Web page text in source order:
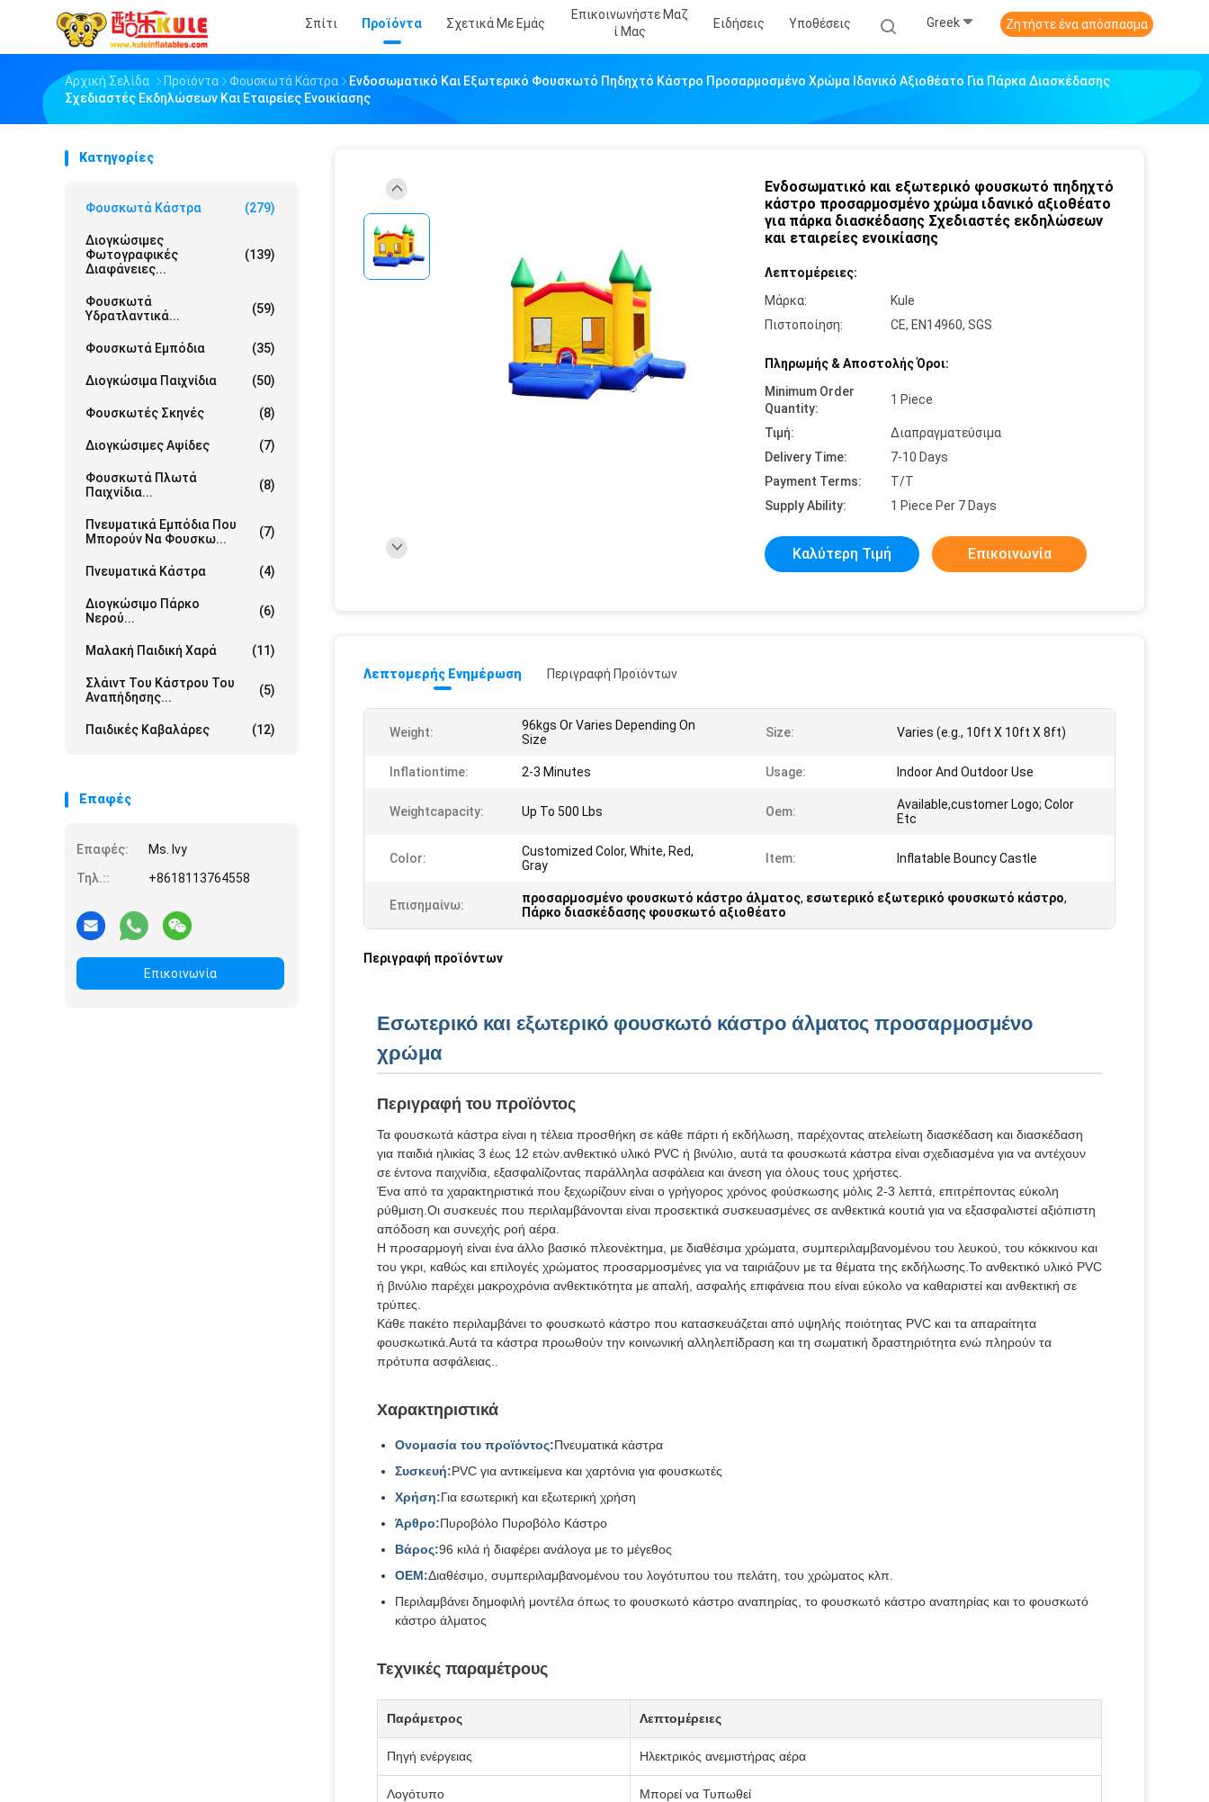
Σπίτι Προϊόντα Σχετικά Με Εμάς
Επικοινωνήστε Μαζ
Ί Μας
Ειδήσεις Υποθέσεις Greek Ζητήστε ένα απόσπασμα
Αρχική Σελίδα Προϊόντα Φουσκωτά Κάστρα
Ενδοσωματικό Και Εξωτερικό Φουσκωτό Πηδηχτό Κάστρο Προσαρμοσμένο Χρώμα Ιδανικό Αξιοθέατο Για Πάρκα Διασκέδασης
Σχεδιαστές Εκδηλώσεων Και Εταιρείες Ενοικίασης
Κατηγορίες
Φουσκωτά Κάστρα (279)
Διογκώσιμες
Φωτογραφικές
Διαφάνειες...
(139)
Φουσκωτά
Υδρατλαντικά...
(59)
Φουσκωτά Εμπόδια (35)
Διογκώσιμα Παιχνίδια (50)
Φουσκωτές Σκηνές (8)
Διογκώσιμες Αψίδες (7)
Φουσκωτά Πλωτά
Παιχνίδια...
(8)
Πνευματικά Εμπόδια Που
Μπορούν Να Φουσκω...
(7)
Πνευματικά Κάστρα (4)
Διογκώσιμο Πάρκο
Νερού...
(6)
Μαλακή Παιδική Χαρά (11)
Σλάιντ Του Κάστρου Του
Αναπήδησης...
(5)
Παιδικές Καβαλάρες (12)
Επαφές
Επαφές:
Ms. Ivy
Τηλ.::
+8618113764558
Επικοινωνία
Ενδοσωματικό και εξωτερικό φουσκωτό πηδηχτό
κάστρο προσαρμοσμένο χρώμα ιδανικό αξιοθέατο
για πάρκα διασκέδασης Σχεδιαστές εκδηλώσεων
και εταιρείες ενοικίασης
Λεπτομέρειες:
Μάρκα:
Kule
Πιστοποίηση:
CE, EN14960, SGS
Πληρωμής & Αποστολής Όροι:
Minimum Order
Quantity:
1 Piece
Τιμή:
Διαπραγματεύσιμα
Delivery Time:
7-10 Days
Payment Terms:
T/T
Supply Ability:
1 Piece Per 7 Days
Καλύτερη Τιμή Επικοινωνία
Λεπτομερής Ενημέρωση Περιγραφή Προϊόντων
Weight:
96kgs Or Varies Depending On
Size
Size: Varies (e.g., 10ft X 10ft X 8ft)
Inflationtime: 2-3 Minutes Usage: Indoor And Outdoor Use
Weightcapacity: Up To 500 Lbs Oem:
Available,customer Logo; Color
Etc
Color:
Customized Color, White, Red,
Gray
Item: Inflatable Bouncy Castle
Επισημαίνω: προσαρμοσμένο φουσκωτό κάστρο άλματος, εσωτερικό εξωτερικό φουσκωτό κάστρο,
Πάρκο διασκέδασης φουσκωτό αξιοθέατο
Περιγραφή προϊόντων
Εσωτερικό και εξωτερικό φουσκωτό κάστρο άλματος προσαρμοσμένο
χρώμα
Περιγραφή του προϊόντος
Τα φουσκωτά κάστρα είναι η τέλεια προσθήκη σε κάθε πάρτι ή εκδήλωση, παρέχοντας ατελείωτη διασκέδαση και διασκέδαση
για παιδιά ηλικίας 3 έως 12 ετών.ανθεκτικό υλικό PVC ή βινύλιο, αυτά τα φουσκωτά κάστρα είναι σχεδιασμένα για να αντέχουν
σε έντονα παιχνίδια, εξασφαλίζοντας παράλληλα ασφάλεια και άνεση για όλους τους χρήστες.
Ένα από τα χαρακτηριστικά που ξεχωρίζουν είναι ο γρήγορος χρόνος φούσκωσης μόλις 2-3 λεπτά, επιτρέποντας εύκολη
ρύθμιση.Οι συσκευές που περιλαμβάνονται είναι προσεκτικά συσκευασμένες σε ανθεκτικά κουτιά για να εξασφαλιστεί αξιόπιστη
απόδοση και συνεχής ροή αέρα.
Η προσαρμογή είναι ένα άλλο βασικό πλεονέκτημα, με διαθέσιμα χρώματα, συμπεριλαμβανομένου του λευκού, του κόκκινου και
του γκρι, καθώς και επιλογές χρώματος προσαρμοσμένες για να ταιριάζουν με τα θέματα της εκδήλωσης.Το ανθεκτικό υλικό PVC
ή βινύλιο παρέχει μακροχρόνια ανθεκτικότητα με απαλή, ασφαλής επιφάνεια που είναι εύκολο να καθαριστεί και ανθεκτική σε
τρύπες.
Κάθε πακέτο περιλαμβάνει το φουσκωτό κάστρο που κατασκευάζεται από υψηλής ποιότητας PVC και τα απαραίτητα
φουσκωτικά.Αυτά τα κάστρα προωθούν την κοινωνική αλληλεπίδραση και τη σωματική δραστηριότητα ενώ πληρούν τα
πρότυπα ασφάλειας..
Χαρακτηριστικά
Ονομασία του προϊόντος:Πνευματικά κάστρα
Συσκευή:PVC για αντικείμενα και χαρτόνια για φουσκωτές
Χρήση:Για εσωτερική και εξωτερική χρήση
Άρθρο:Πυροβόλο Πυροβόλο Κάστρο
Βάρος:96 κιλά ή διαφέρει ανάλογα με το μέγεθος
OEM:Διαθέσιμο, συμπεριλαμβανομένου του λογότυπου του πελάτη, του χρώματος κλπ.
Περιλαμβάνει δημοφιλή μοντέλα όπως το φουσκωτό κάστρο αναπηρίας, το φουσκωτό κάστρο αναπηρίας και το φουσκωτό
κάστρο άλματος
Τεχνικές παραμέτρους
Παράμετρος Λεπτομέρειες
Πηγή ενέργειας Ηλεκτρικός ανεμιστήρας αέρα
Λογότυπο Μπορεί να Τυπωθεί